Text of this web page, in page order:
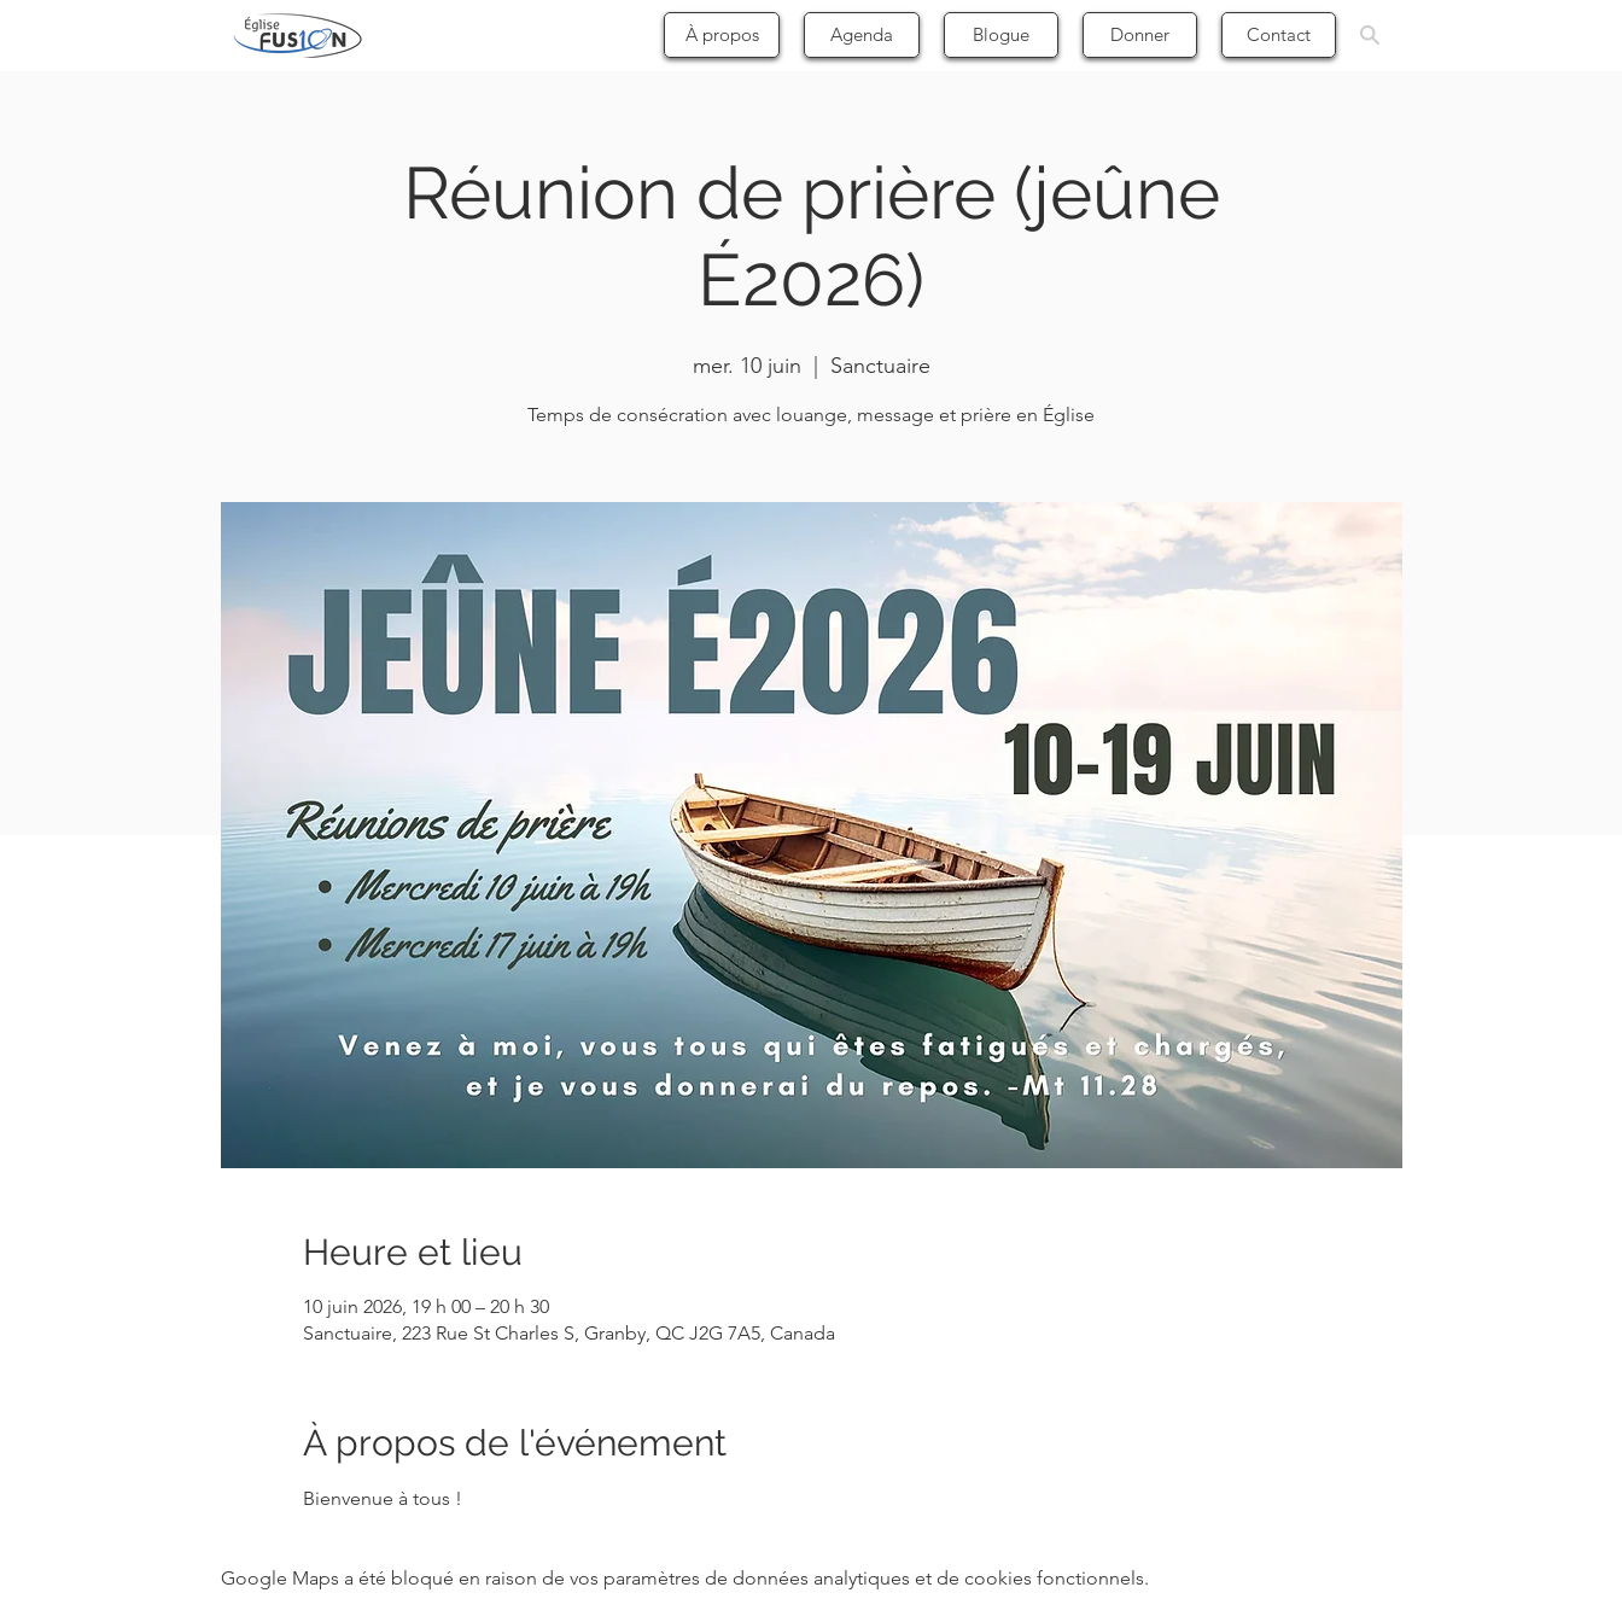
À propos Agenda Blogue Donner Contact
Réunion de prière (jeûne
É2026)
mer. 10 juin Sanctuaire
Temps de consécration avec louange, message et prière en Église
Heure et lieu
10 juin 2026, 19 h 00 – 20 h 30
Sanctuaire, 223 Rue St Charles S, Granby, QC J2G 7A5, Canada
À propos de l'événement
Bienvenue à tous !
Google Maps a été bloqué en raison de vos paramètres de données analytiques et de cookies fonctionnels.